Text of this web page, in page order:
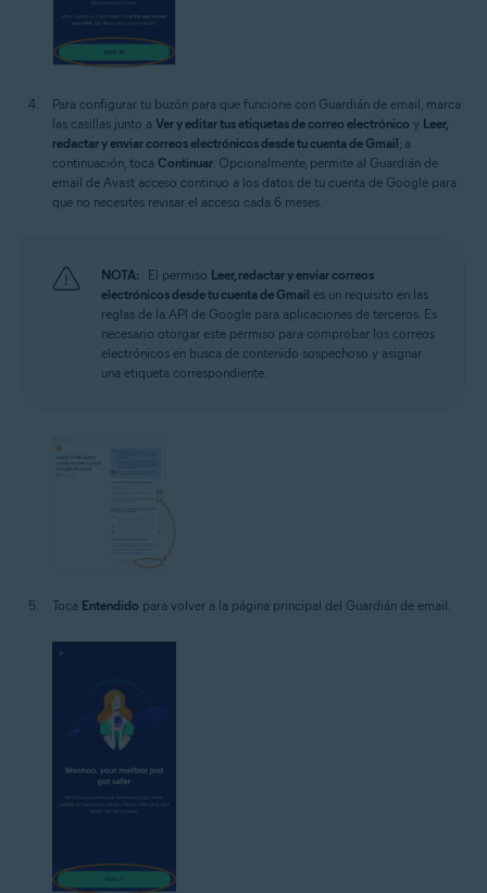
Para configurar tu buzón para que funcione con Guardián de email, marca
las casillas junto a Ver y editar tus etiquetas de correo electrónico y Leer,
redactar y enviar correos electrónicos desde tu cuenta de Gmail; a
continuación, toca Continuar. Opcionalmente, permite al Guardián de
email de Avast acceso continuo a los datos de tu cuenta de Google para
que no necesites revisar el acceso cada 6 meses.
NOTA: El permiso Leer, redactar y enviar correos
electrónicos desde tu cuenta de Gmail es un requisito en las
reglas de la API de Google para aplicaciones de terceros. Es
necesario otorgar este permiso para comprobar los correos
electrónicos en busca de contenido sospechoso y asignar
una etiqueta correspondiente.
Toca Entendido para volver a la página principal del Guardián de email.